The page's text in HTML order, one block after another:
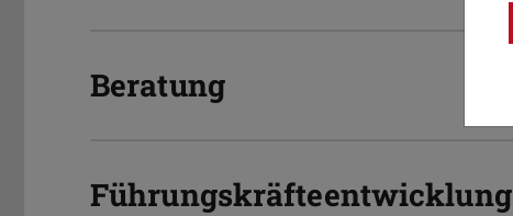
Beratung
Führungskräfteentwicklung